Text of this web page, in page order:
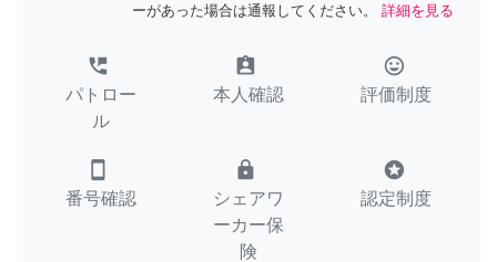
ーがあった場合は通報してください。
詳細を見る
perm_phone_msg
パトロー
ル
assignment_ind
本人確認
tag_faces
評価制度
smartphone
番号確認
lock
シェアワ
ーカー保
険
stars
認定制度